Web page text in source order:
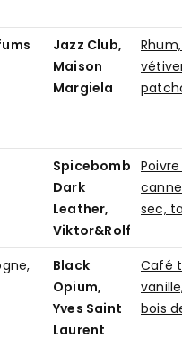
Jazz Club,
Maison
Margiela
Spicebomb
Dark
Leather,
Viktor&Rolf
sec,
Black
Opium,
Yves Saint
Laurent
Café
bois